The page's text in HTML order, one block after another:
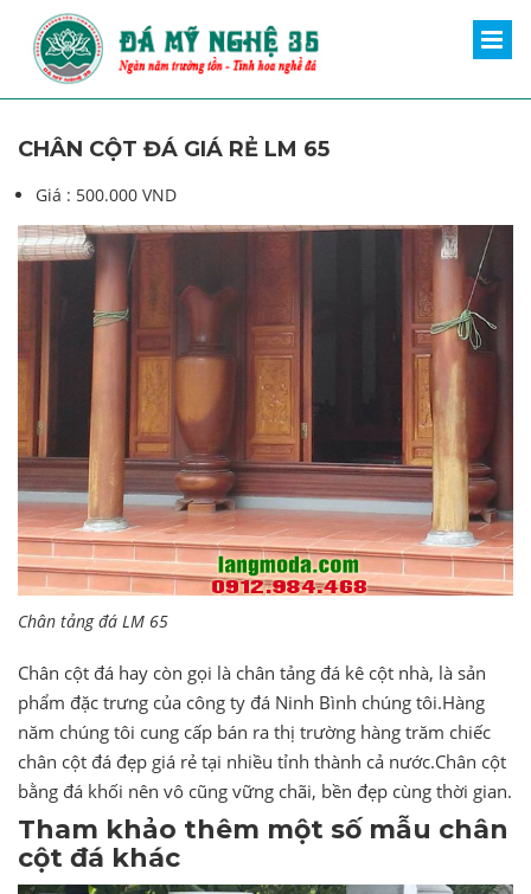
CHÂN CỘT ĐÁ GIÁ RẺ LM 65
Giá : 500.000 VND
Chân tảng đá LM 65
Chân cột đá hay còn gọi là chân tảng đá kê cột nhà, là sản
phẩm đặc trưng của công ty đá Ninh Bình chúng tôi.Hàng
năm chúng tôi cung cấp bán ra thị trường hàng trăm chiếc
chân cột đá đẹp giá rẻ tại nhiều tỉnh thành cả nước.Chân cột
bằng đá khối nên vô cũng vững chãi, bền đẹp cùng thời gian.
Tham khảo thêm một số mẫu chân
cột đá khác